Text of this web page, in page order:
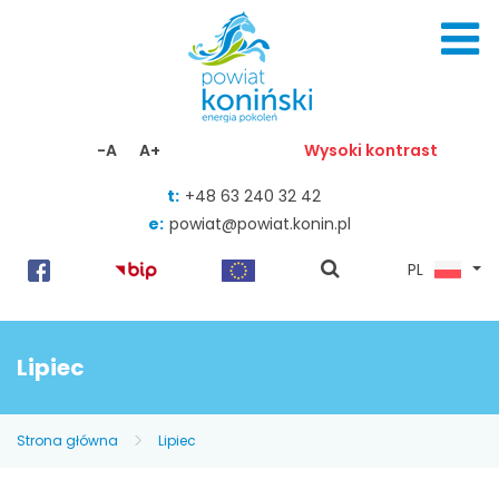
-A A+ Wysoki kontrast
t: +48 63 240 32 42
e: powiat@powiat.konin.pl
pokaż
PL
Lipiec
Strona główna Lipiec